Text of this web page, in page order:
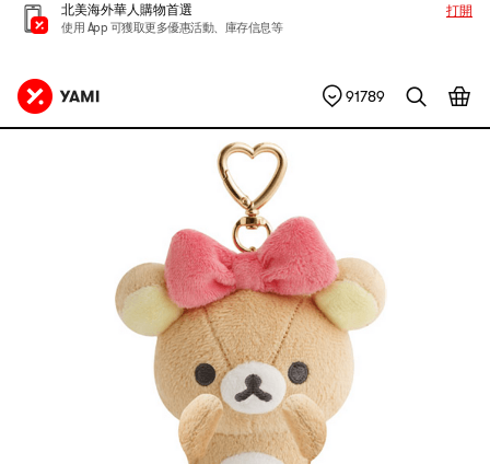
北美海外華人購物首選
使用 App 可獲取更多優惠活動、庫存信息等
打開
91789